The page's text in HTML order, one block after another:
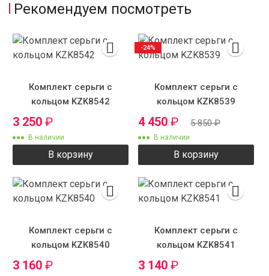
Рекомендуем посмотреть
Комплект серьги с
кольцом KZK8542
3 250 ₽
В наличии
В корзину
Комплект серьги с
кольцом KZK8539
4 450 ₽ 5 850₽
В наличии
В корзину
-24%
Комплект серьги с
кольцом KZK8540
3 160 ₽
Комплект серьги с
кольцом KZK8541
3 140 ₽